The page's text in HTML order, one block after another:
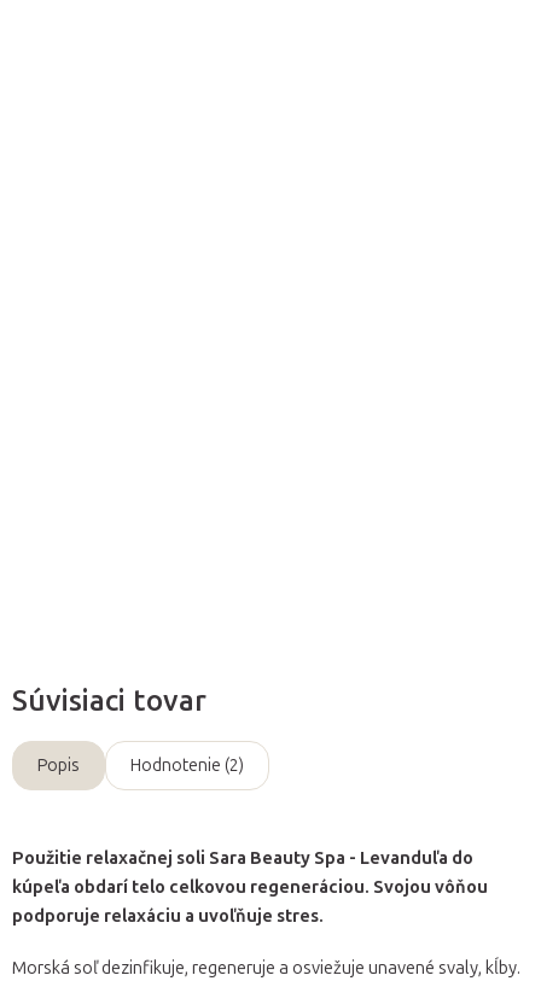
Súvisiaci tovar
Popis Hodnotenie (2)
Použitie relaxačnej soli Sara Beauty Spa - Levanduľa do
kúpeľa obdarí telo celkovou regeneráciou. Svojou vôňou
podporuje relaxáciu a uvoľňuje stres.
Morská soľ dezinfikuje, regeneruje a osviežuje unavené svaly, kĺby.